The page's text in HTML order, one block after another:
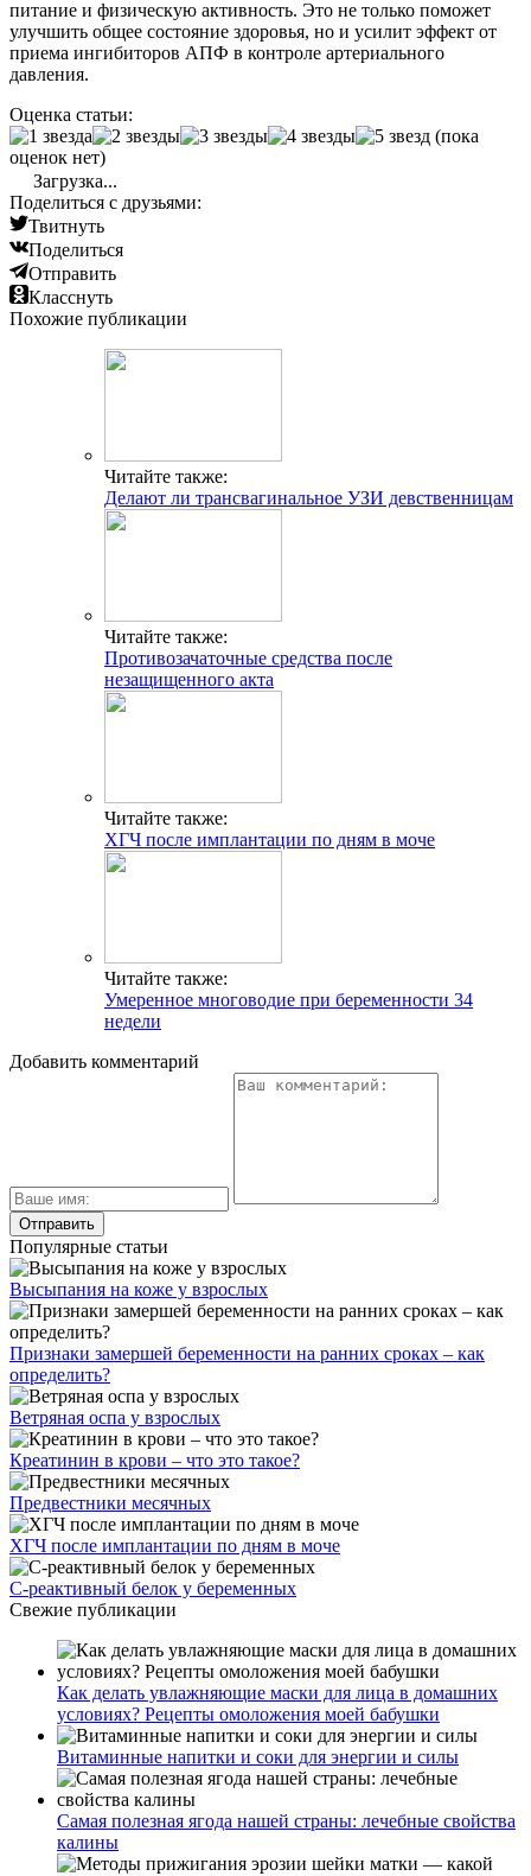
питание и физическую активность. Это не только поможет
улучшить общее состояние здоровья, но и усилит эффект от
приема ингибиторов АПФ в контроле артериального
давления.
Оценка статьи:
(пока
оценок нет)
Загрузка...
Поделиться с друзьями:
Твитнуть
Поделиться
Отправить
Класснуть
Похожие публикации
Читайте также:
Делают ли трансвагинальное УЗИ девственницам
Читайте также:
Противозачаточные средства после
незащищенного акта
Читайте также:
ХГЧ после имплантации по дням в моче
Читайте также:
Умеренное многоводие при беременности 34
недели
Добавить комментарий
Популярные статьи
Высыпания на коже у взрослых
Признаки замершей беременности на ранних сроках – как
определить?
Ветряная оспа у взрослых
Креатинин в крови – что это такое?
Предвестники месячных
ХГЧ после имплантации по дням в моче
С-реактивный белок у беременных
Свежие публикации
Как делать увлажняющие маски для лица в домашних
условиях? Рецепты омоложения моей бабушки
Витаминные напитки и соки для энергии и силы
Самая полезная ягода нашей страны: лечебные свойства
калины